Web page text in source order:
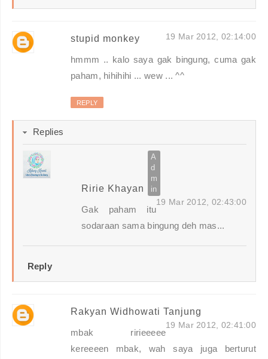
stupid monkey 19 Mar 2012, 02:14:00
hmmm .. kalo saya gak bingung, cuma gak
paham, hihihihi ... wew ... ^^
REPLY
Replies
Ririe Khayan
19 Mar 2012, 02:43:00
Gak paham itu
sodaraan sama bingung deh mas...
Reply
Rakyan Widhowati Tanjung
19 Mar 2012, 02:41:00
mbak ririeeeee
kereeeen mbak, wah saya juga berturut